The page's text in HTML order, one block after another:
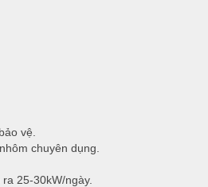
vệ.
chuyên dụng.
25-30kW/ngày.